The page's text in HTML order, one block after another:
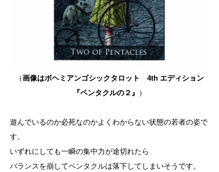
（画像はボヘミアンゴシックタロット 4th エディション
『ペンタクルの２』 ）
遊んでいるのか必死なのかよくわからない状態の若者の姿で
す。
いずれにしても一瞬の集中力が途切れたら
バランスを崩してペンタクルは落下してしまいそうです。